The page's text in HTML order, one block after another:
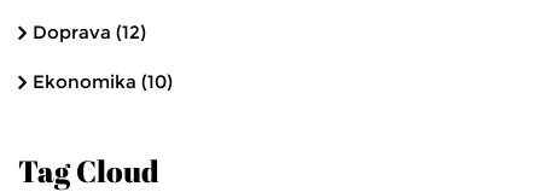
Doprava (12)
Ekonomika (10)
Tag Cloud